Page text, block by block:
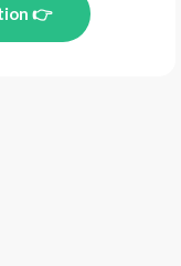
👉